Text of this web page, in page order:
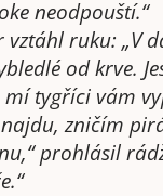
neodpouští.“
vztáhl ruku: „V
od krve.
tygříci vám
zničím
prohlásil